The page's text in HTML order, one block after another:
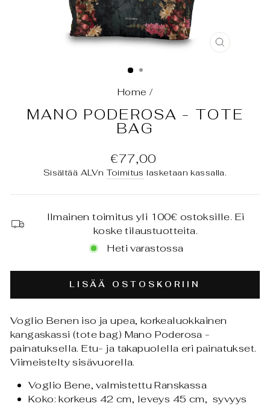
SULJE
Home /
MANO PODEROSA - TOTE
BAG
Normaali
hinta
€77,00
Sisältää ALVnToimitus lasketaan kassalla.
Ilmainen toimitus yli 100€ ostoksille. Ei
koske tilaustuotteita.
Heti varastossa
LISÄÄ OSTOSKORIIN
Voglio Benen iso ja upea, korkealuokkainen
kangaskassi (tote bag) Mano Poderosa -
painatuksella. Etu- ja takapuolella eri painatukset.
Viimeistelty sisävuorella.
Voglio Bene, valmistettu Ranskassa
Koko: korkeus 42 cm, leveys 45 cm, syvyys